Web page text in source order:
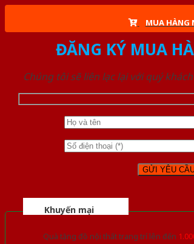
MUA HÀNG
ĐĂNG KÝ MUA
Chúng tôi sẽ liên lạc lại với quý
Khuyến mại
Quà tặng đồ nội thất trang trí lên đến